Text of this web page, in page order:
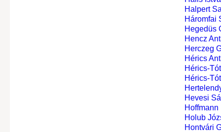
Halpert
Háromfai
Hegedüs
Hencz
Herczeg
Hérics
Hérics-
Hérics-
Hevesi
Hoffmann
Holub
Hontvári